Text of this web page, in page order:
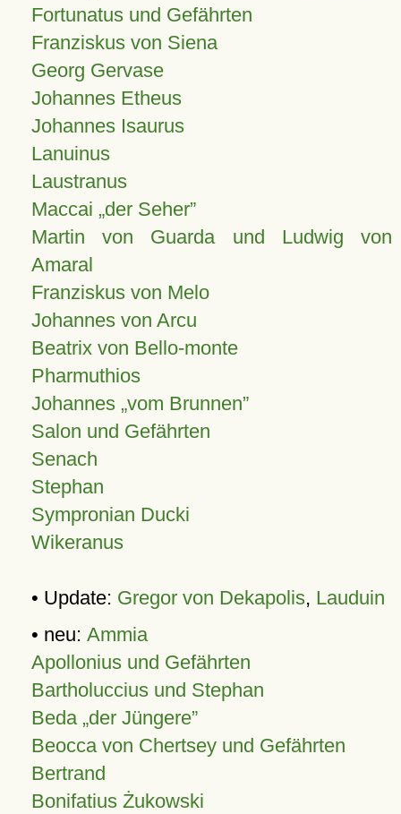
Fortunatus und Gefährten
Franziskus von Siena
Georg Gervase
Johannes Etheus
Johannes Isaurus
Lanuinus
Laustranus
Maccai „der Seher”
Martin von Guarda und Ludwig von
Amaral
Franziskus von Melo
Johannes von Arcu
Beatrix von Bello-monte
Pharmuthios
Johannes vom Brunnen
Salon und Gefährten
Senach
Stephan
Sympronian Ducki
Wikeranus
• Update: Gregor von Dekapolis, Lauduin
• neu: Ammia
Apollonius und Gefährten
Bartholuccius und Stephan
Beda „der Jüngere”
Beocca von Chertsey und Gefährten
Bertrand
Bonifatius Żukowski